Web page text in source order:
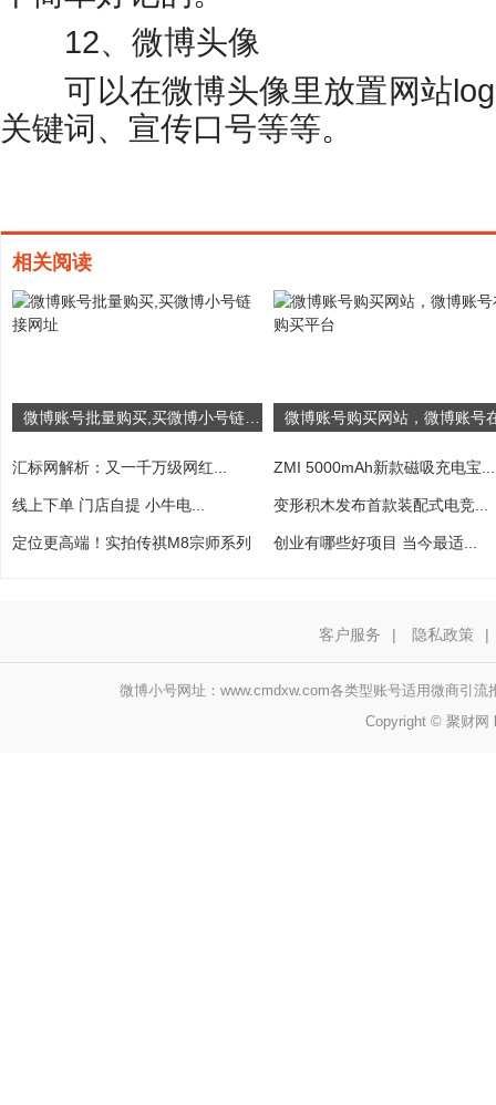
12、微博头像
可以在微博头像里放置网站
关键词、宣传口号等等。
相关阅读
汇标网解析：又一千万级网红... ZMI 5000mAh新款磁吸充电宝...
线上下单 门店自提 小牛电... 变形积木发布首款装配式电竞...
定位更高端！实拍传祺M8宗师系列 创业有哪些好项目 当今最适...
客户服务 | 隐私政策 |
微博小号网址：www.cmdxw.com各类型账号适用微商引
Copyright © 聚财网